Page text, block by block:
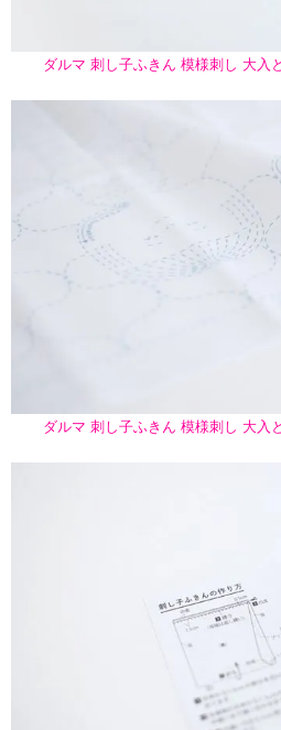
ダルマ 刺し子ふきん 模様刺し 大入
ダルマ 刺し子ふきん 模様刺し 大入